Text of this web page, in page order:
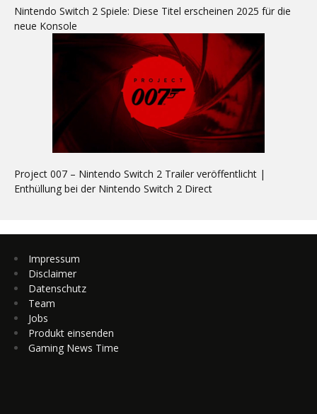
Nintendo Switch 2 Spiele: Diese Titel erscheinen 2025 für die
neue Konsole
Project 007 – Nintendo Switch 2 Trailer veröffentlicht |
Enthüllung bei der Nintendo Switch 2 Direct
Impressum
Disclaimer
Datenschutz
Team
Jobs
Produkt einsenden
Gaming News Time